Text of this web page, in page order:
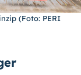
(Foto: PERI